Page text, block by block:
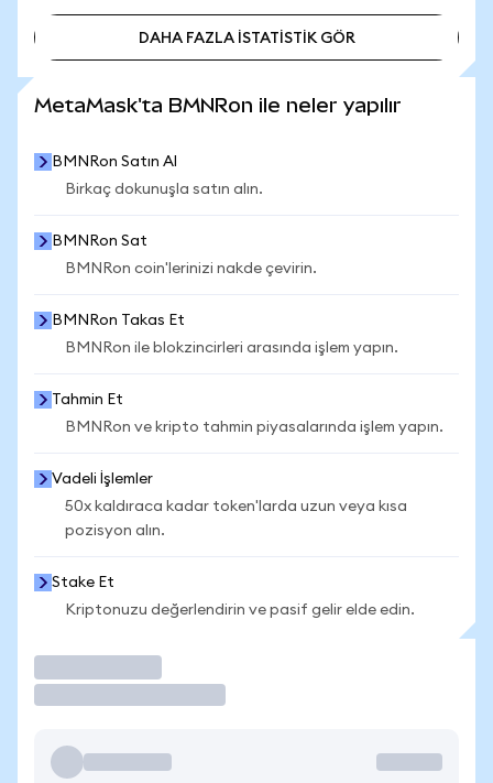
DAHA FAZLA İSTATİSTİK GÖR
MetaMask'ta BMNRon ile neler yapılır
BMNRon Satın Al
Birkaç dokunuşla satın alın.
BMNRon Sat
BMNRon coin'lerinizi nakde çevirin.
BMNRon Takas Et
BMNRon ile blokzincirleri arasında işlem yapın.
Tahmin Et
BMNRon ve kripto tahmin piyasalarında işlem yapın.
Vadeli İşlemler
50x kaldıraca kadar token'larda uzun veya kısa
pozisyon alın.
Stake Et
Kriptonuzu değerlendirin ve pasif gelir elde edin.